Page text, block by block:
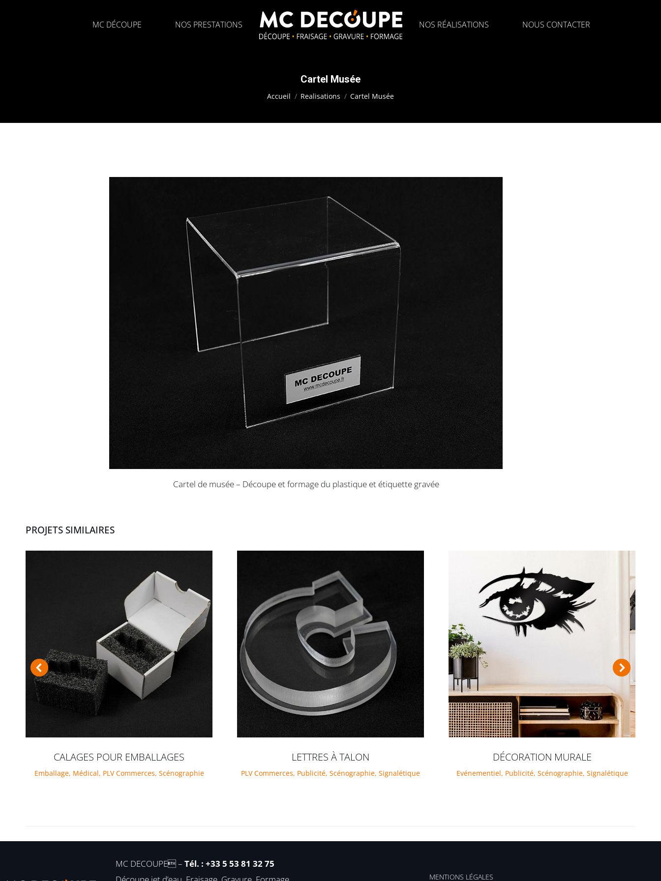
MC DÉCOUPE NOS PRESTATIONS NOS RÉALISATIONS NOUS CONTACTER
Cartel Musée
Vous êtes ici :
Accueil Realisations Cartel Musée
Cartel de musée – Découpe et formage du plastique et étiquette gravée
PROJETS SIMILAIRES
CALAGES POUR EMBALLAGES
Emballage, Médical, PLV Commerces, Scénographie
LETTRES À TALON
PLV Commerces, Publicité, Scénographie, Signalétique
DÉCORATION MURALE
Evénementiel, Publicité, Scénographie, Signalétique
MC DECOUPE –Tél. : +33 5 53 81 32 75
MENTIONS LÉGALES